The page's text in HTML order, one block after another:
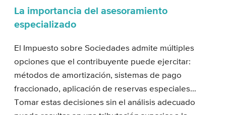
La importancia del asesoramiento
especializado
El Impuesto sobre Sociedades admite múltiples
opciones que el contribuyente puede ejercitar:
métodos de amortización, sistemas de pago
fraccionado, aplicación de reservas especiales…
Tomar estas decisiones sin el análisis adecuado